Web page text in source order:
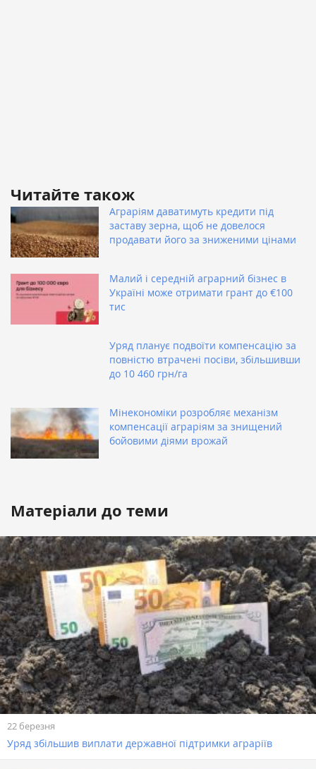
Читайте також
Аграріям даватимуть кредити під
заставу зерна, щоб не довелося
продавати його за зниженими цінами
Малий і середній аграрний бізнес в
Україні може отримати грант до €100
тис
Уряд планує подвоїти компенсацію за
повністю втрачені посіви, збільшивши
до 10 460 грн/га
Мінекономіки розробляє механізм
компенсації аграріям за знищений
бойовими діями врожай
Матеріали до теми
22 березня
Уряд збільшив виплати державної підтримки аграріїв